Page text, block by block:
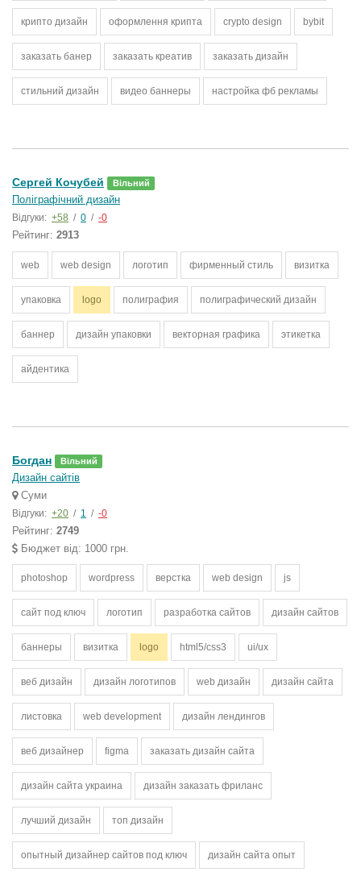
крипто дизайн оформлення крипта crypto design bybit
заказать банер заказать креатив заказать дизайн
стильний дизайн видео баннеры настройка фб рекламы
Сергей Кочубей Вільний
Поліграфічний дизайн
Відгуки: +58 / 0 / -0
Рейтинг: 2913
web web design логотип фирменный стиль визитка
упаковка logo полиграфия полиграфический дизайн
баннер дизайн упаковки векторная графика этикетка
айдентика
Богдан Вільний
Дизайн сайтів
Суми
Відгуки: +20 / 1 / -0
Рейтинг: 2749
Бюджет від: 1000 грн.
photoshop wordpress верстка web design js
сайт под ключ логотип разработка сайтов дизайн сайтов
баннеры визитка logo html5/css3 ui/ux
веб дизайн дизайн логотипов web дизайн дизайн сайта
листовка web development дизайн лендингов
веб дизайнер figma заказать дизайн сайта
дизайн сайта украина дизайн заказать фриланс
лучший дизайн топ дизайн
опытный дизайнер сайтов под ключ дизайн сайта опыт